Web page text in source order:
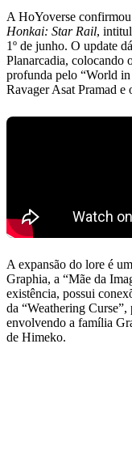
A HoYoverse
Honkai: Star Rail,
1º de junho. O update
Planarcadia, colocando
profunda pelo “World in
Ravager Asat Pramad
A expansão do lore é
Graphia, a “Mãe da
existência, possui
da “Weathering
envolvendo a família
de Himeko.